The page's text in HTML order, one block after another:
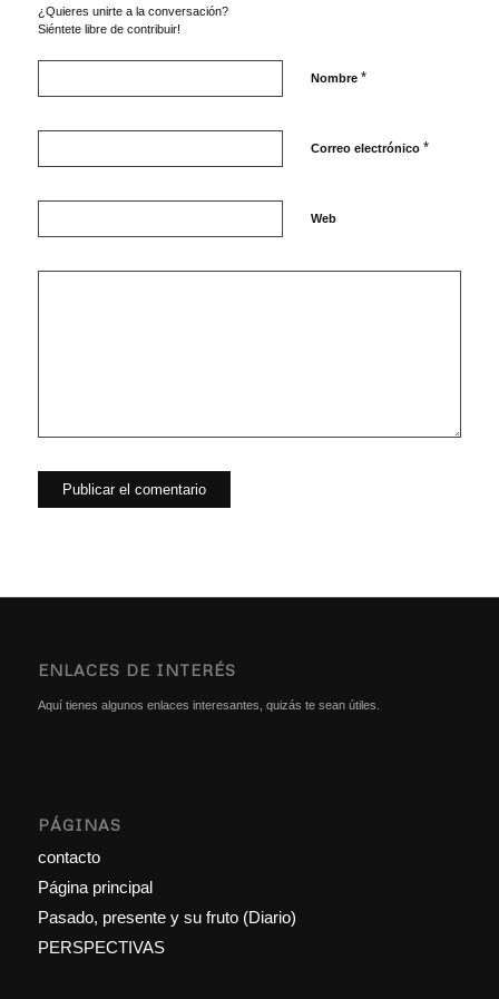
¿Quieres unirte a la conversación?
Siéntete libre de contribuir!
Nombre *
Correo electrónico *
Web
ENLACES DE INTERÉS
Aquí tienes algunos enlaces interesantes, quizás te sean útiles.
PÁGINAS
contacto
Página principal
Pasado, presente y su fruto (Diario)
PERSPECTIVAS